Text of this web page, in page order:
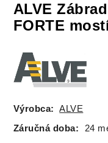
ALVE
FORTE
Výrobca: ALVE
Záručná doba: 24